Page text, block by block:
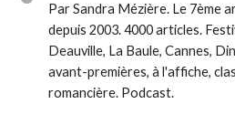
Par Sandra Mézière. Le 7ème
depuis 2003. 4000 articles.
Deauville, La Baule, Cannes,
avant-premières, à l'affiche,
romancière. Podcast.